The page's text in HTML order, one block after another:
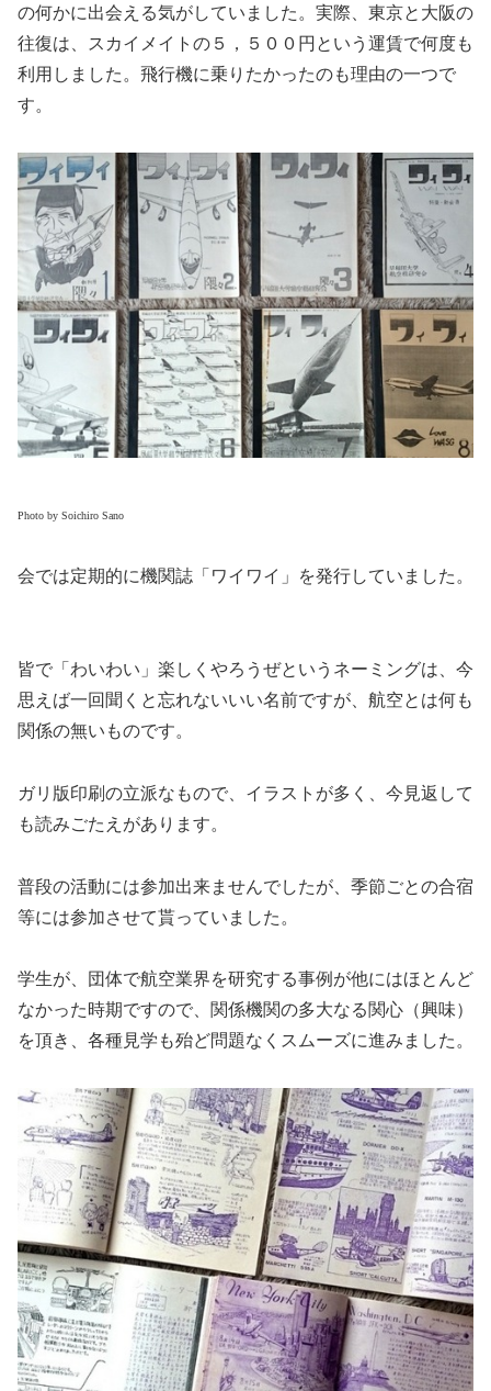
の何かに出会える気がしていました。実際、東京と大阪の
往復は、スカイメイトの５，５００円という運賃で何度も
利用しました。飛行機に乗りたかったのも理由の一つで
す。
Photo by Soichiro Sano
会では定期的に機関誌「ワイワイ」を発行していました。
皆で「わいわい」楽しくやろうぜというネーミングは、今
思えば一回聞くと忘れないいい名前ですが、航空とは何も
関係の無いものです。
ガリ版印刷の立派なもので、イラストが多く、今見返して
も読みごたえがあります。
普段の活動には参加出来ませんでしたが、季節ごとの合宿
等には参加させて貰っていました。
学生が、団体で航空業界を研究する事例が他にはほとんど
なかった時期ですので、関係機関の多大なる関心（興味）
を頂き、各種見学も殆ど問題なくスムーズに進みました。